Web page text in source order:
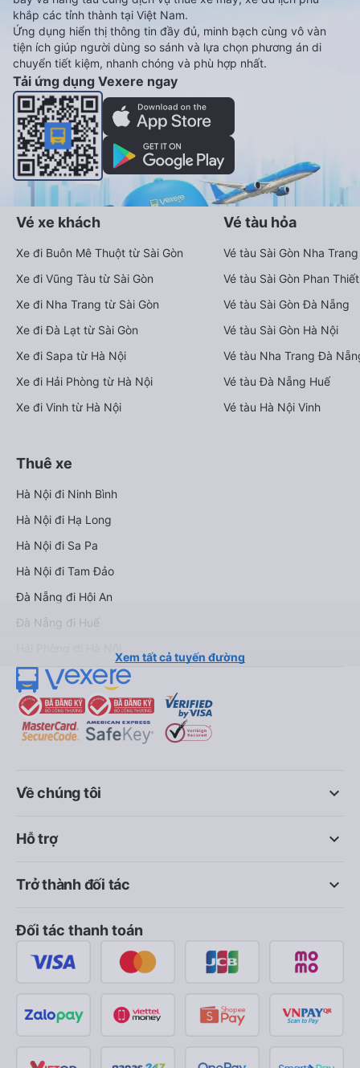
khắp các tỉnh thành tại Việt Nam.
Ứng dụng hiển thị thông tin đầy đủ, minh bạch cùng vô vàn
tiện ích giúp người dùng so sánh và lựa chọn phương án di
chuyển tiết kiệm, nhanh chóng và phù hợp nhất.
Tải ứng dụng Vexere ngay
Vé xe khách
Xe đi Buôn Mê Thuột từ Sài Gòn
Xe đi Vũng Tàu từ Sài Gòn
Xe đi Nha Trang từ Sài Gòn
Xe đi Đà Lạt từ Sài Gòn
Xe đi Sapa từ Hà Nội
Xe đi Hải Phòng từ Hà Nội
Xe đi Vinh từ Hà Nội
Vé tàu hỏa
Vé tàu Sài Gòn Nha Trang
Vé tàu Sài Gòn Phan Thiết
Vé tàu Sài Gòn Đà Nẵng
Vé tàu Sài Gòn Hà Nội
Vé tàu Nha Trang Đà
Vé tàu Đà Nẵng Huế
Vé tàu Hà Nội Vinh
Thuê xe
Hà Nội đi Ninh Bình
Hà Nội đi Hạ Long
Hà Nội đi Sa Pa
Hà Nội đi Tam Đảo
Đà Nẵng đi Hội An
Đà Nẵng đi Huế
Xem tất cả tuyến đường
keyboard_arrow_down
Về chúng tôi
keyboard_arrow_down
Hỗ trợ
keyboard_arrow_down
Trở thành đối tác
Đối tác thanh toán